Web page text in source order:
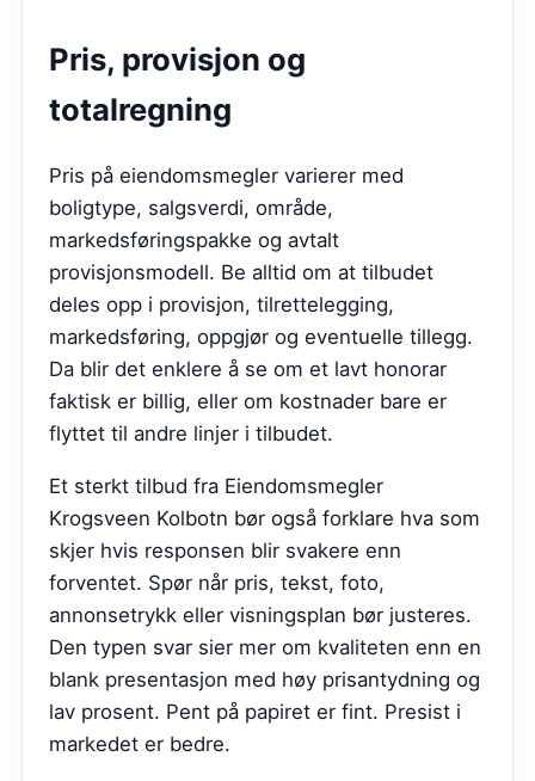
Pris, provisjon og
totalregning
Pris på eiendomsmegler varierer med
boligtype, salgsverdi, område,
markedsføringspakke og avtalt
provisjonsmodell. Be alltid om at tilbudet
deles opp i provisjon, tilrettelegging,
markedsføring, oppgjør og eventuelle tillegg.
Da blir det enklere å se om et lavt honorar
faktisk er billig, eller om kostnader bare er
flyttet til andre linjer i tilbudet.
Et sterkt tilbud fra Eiendomsmegler
Krogsveen Kolbotn bør også forklare hva som
skjer hvis responsen blir svakere enn
forventet. Spør når pris, tekst, foto,
annonsetrykk eller visningsplan bør justeres.
Den typen svar sier mer om kvaliteten enn en
blank presentasjon med høy prisantydning og
lav prosent. Pent på papiret er fint. Presist i
markedet er bedre.